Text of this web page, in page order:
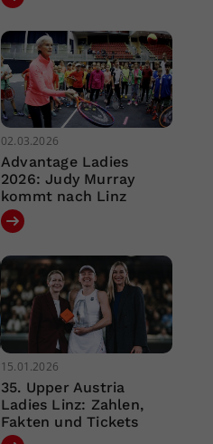
02.03.2026
Advantage Ladies
2026: Judy Murray
kommt nach Linz
15.01.2026
35. Upper Austria
Ladies Linz: Zahlen,
Fakten und Tickets